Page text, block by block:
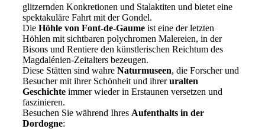
glitzernden Konkretionen und Stalaktiten und bietet eine
spektakuläre Fahrt mit der Gondel.
Die Höhle von Font-de-Gaume ist eine der letzten
Höhlen mit sichtbaren polychromen Malereien, in der
Bisons und Rentiere den künstlerischen Reichtum des
Magdalénien-Zeitalters bezeugen.
Diese Stätten sind wahre Naturmuseen, die Forscher und
Besucher mit ihrer Schönheit und ihreruralten
Geschichte immer wieder in Erstaunen versetzen und
faszinieren.
Besuchen Sie während Ihres Aufenthalts in der
Dordogne: